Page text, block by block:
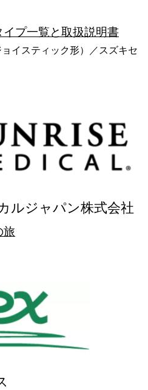
プ一覧と取扱説明書
イスティック形）／スズキセ
ルジャパン株式会社
旅